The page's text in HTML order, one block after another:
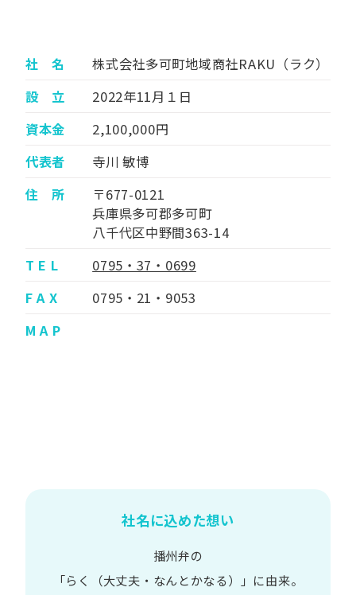
社 名
株式会社多可町地域商社RAKU（ラク）
設 立
2022年11月１日
資本金
2,100,000円
代表者
寺川 敏博
住 所
〒677-0121
兵庫県多可郡多可町
八千代区中野間363-14
T E L
0795・37・0699
F A X
0795・21・9053
M A P
社名に込めた想い
播州弁の
​「らく​（大丈夫・なんとかなる）」に​由来。